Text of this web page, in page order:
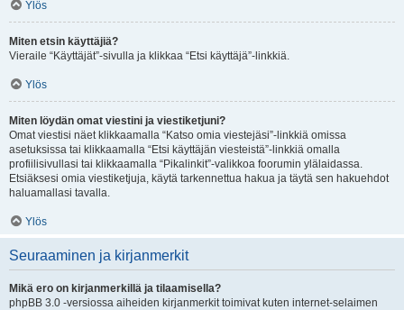
Ylös
Miten etsin käyttäjiä?
Vieraile “Käyttäjät”-sivulla ja klikkaa “Etsi käyttäjä”-linkkiä.
Ylös
Miten löydän omat viestini ja viestiketjuni?
Omat viestisi näet klikkaamalla “Katso omia viestejäsi”-linkkiä omissa
asetuksissa tai klikkaamalla “Etsi käyttäjän viesteistä”-linkkiä omalla
profiilisivullasi tai klikkaamalla “Pikalinkit”-valikkoa foorumin ylälaidassa.
Etsiäksesi omia viestiketjuja, käytä tarkennettua hakua ja täytä sen hakuehdot
haluamallasi tavalla.
Ylös
Seuraaminen ja kirjanmerkit
Mikä ero on kirjanmerkillä ja tilaamisella?
phpBB 3.0 -versiossa aiheiden kirjanmerkit toimivat kuten internet-selaimen